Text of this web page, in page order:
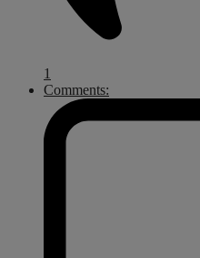
1
Comments: